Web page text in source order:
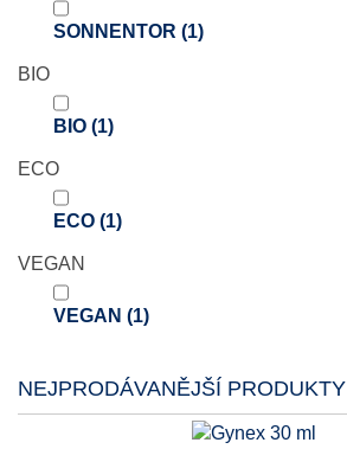
SONNENTOR (1)
BIO
BIO (1)
ECO
ECO (1)
VEGAN
VEGAN (1)
NEJPRODÁVANĚJŠÍ PRODUKTY